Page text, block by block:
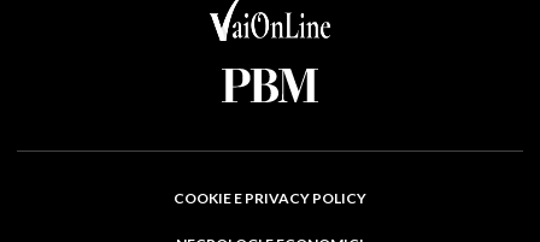
COOKIE E PRIVACY POLICY